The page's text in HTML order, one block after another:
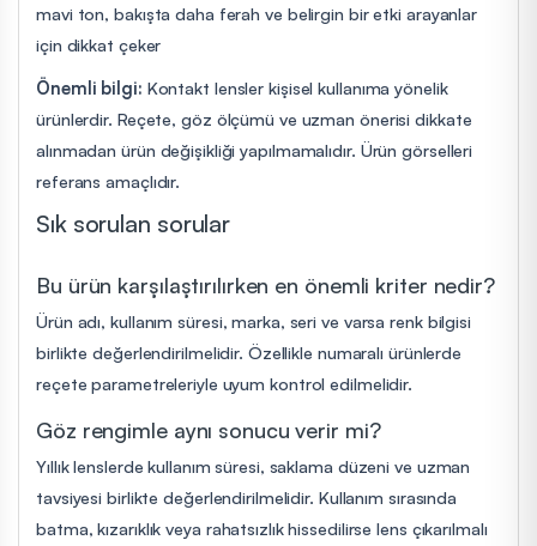
mavi ton, bakışta daha ferah ve belirgin bir etki arayanlar
için dikkat çeker
Önemli bilgi: Kontakt lensler kişisel kullanıma yönelik
ürünlerdir. Reçete, göz ölçümü ve uzman önerisi dikkate
alınmadan ürün değişikliği yapılmamalıdır. Ürün görselleri
referans amaçlıdır.
Sık sorulan sorular
Bu ürün karşılaştırılırken en önemli kriter nedir?
Ürün adı, kullanım süresi, marka, seri ve varsa renk bilgisi
birlikte değerlendirilmelidir. Özellikle numaralı ürünlerde
reçete parametreleriyle uyum kontrol edilmelidir.
Göz rengimle aynı sonucu verir mi?
Yıllık lenslerde kullanım süresi, saklama düzeni ve uzman
tavsiyesi birlikte değerlendirilmelidir. Kullanım sırasında
batma, kızarıklık veya rahatsızlık hissedilirse lens çıkarılmalı